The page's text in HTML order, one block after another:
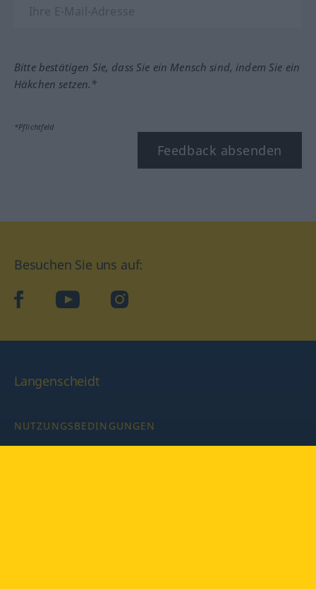
Bitte bestätigen Sie, dass Sie ein Mensch sind, indem Sie ein
Häkchen setzen.*
*Pflichtfeld
Feedback absenden
Besuchen Sie uns auf:
facebookYouTube Instagram
Langenscheidt
NUTZUNGSBEDINGUNGEN